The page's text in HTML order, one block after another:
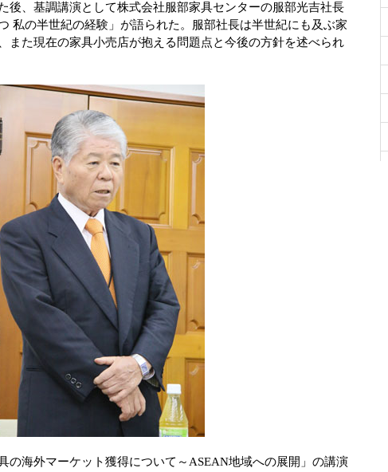
後、基調講演として株式会社服部家具センターの服部光吉社長
私の半世紀の経験」が語られた。服部社長は半世紀にも及ぶ家
また現在の家具小売店が抱える問題点と今後の方針を述べられ
の海外マーケット獲得について～ASEAN地域への展開」の講演